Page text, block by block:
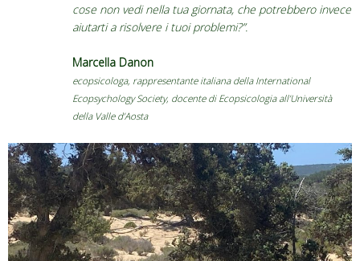
cose non vedi nella tua giornata, che potrebbero invece
aiutarti a risolvere i tuoi problemi?”.
Marcella Danon
ecopsicologa, rappresentante italiana della International
Ecopsychology Society, docente di Ecopsicologia all’Università
della Valle d’Aosta